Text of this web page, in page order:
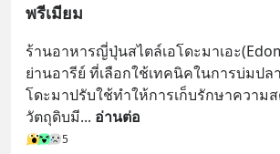
พรีเมียม
ร้านอาหารญี่ปุ่นสไตล์เอโดะมาเอะ
ย่านอารีย์ ที่เลือกใช้เทคนิคในการบ่มปล
โดะมาปรับใช้ทำให้การเก็บรักษาความ
วัตถุดิบมี... อ่านต่อ
5